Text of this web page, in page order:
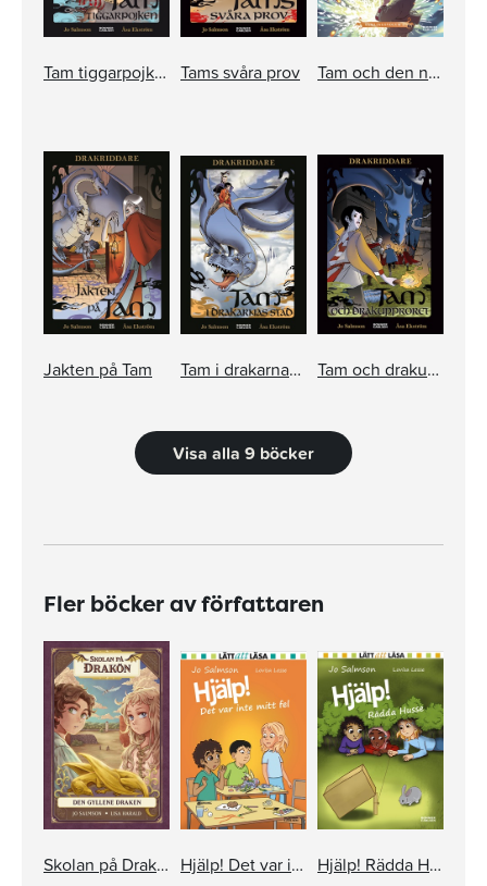
Tam tiggarpojken Tams svåra prov Tam och den nya draken. Samlingsvolym 2
Jakten på Tam Tam i drakarnas stad Tam och drakupproret
Visa alla 9 böcker
Fler böcker av författaren
Skolan på Drakön. Den gyllene draken Hjälp! Det var inte mitt fel! Hjälp! Rädda Husse